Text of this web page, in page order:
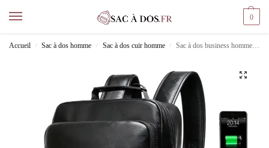
0
Accueil / Sac à dos homme / Sac à dos cuir homme / Sac à dos business homme cuir